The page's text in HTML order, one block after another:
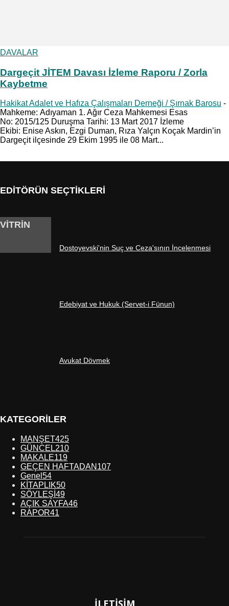
DAVALAR
Dargeçit JİTEM Davası İzleme Raporu / Zorla
Kaybetme
Hakikat Adalet ve Hafıza Çalışmaları Derneği / Şırnak Barosu -
Mahkeme: Adıyaman 1. Ağır Ceza Mahkemesi Esas
No: 2015/125 Duruşma Tarihi: 13 Mart 2017 İzleme
Ekibi: Enise Askın, Ezgi Duman, Rıza Yalçın Koçak Mardin’in
Dargeçit ilçesinde 29 Ekim 1995 ile 08 Mart...
EDİTÖRÜN SEÇTİKLERİ
VİTRİN
Dostoyevski'nin Suç ve Ceza'sının İncelenmesi
Edebiyat ve Hukuk (Servet-i Fünun)
Avukat Dövmek
KATEGORİLER
MANŞET425
GÜNCEL210
MAKALE119
GEÇEN HAFTADAN 107
Genel 54
KİTAPLIK50
SÖYLEŞİ 49
AÇIK SAYFA46
RAPOR41